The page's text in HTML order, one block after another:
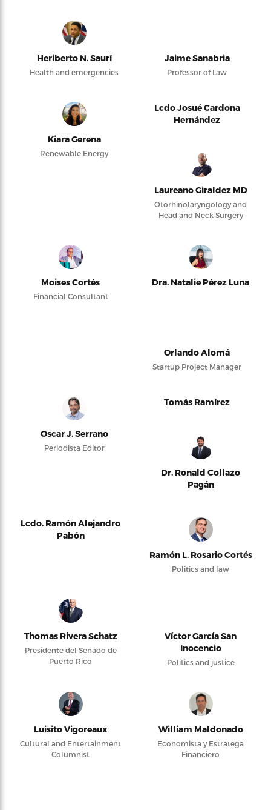
Heriberto N. Saurí
Health and emergencies
Jaime Sanabria
Professor of Law
Kiara Gerena
Renewable Energy
Lcdo Josué Cardona
Hernández
Laureano Giraldez MD
Otorhinolaryngology and
Head and Neck Surgery
Moises Cortés
Financial Consultant
Dra. Natalie Pérez Luna
Orlando Alomá
Startup Project Manager
Oscar J. Serrano
Periodista Editor
Tomás Ramírez
Dr. Ronald Collazo
Pagán
Lcdo. Ramón Alejandro
Pabón
Ramón L. Rosario Cortés
Politics and law
Thomas Rivera Schatz
Presidente del Senado de
Puerto Rico
Víctor García San
Inocencio
Politics and justice
Luisito Vigoreaux
Cultural and Entertainment
Columnist
William Maldonado
Economista y Estratega
Financiero